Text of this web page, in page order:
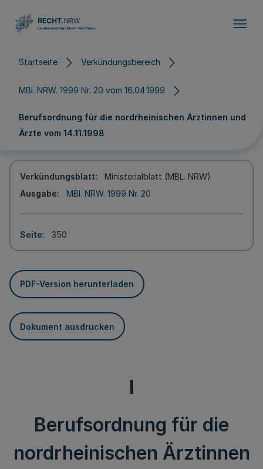
Startseite Verkündungsbereich
MBl. NRW. 1999 Nr. 20 vom 16.04.1999
Berufsordnung für die nordrheinischen Ärztinnen und
Ärzte vom 14.11.1998
Verkündungsblatt
Ministerialblatt (MBL. NRW)
Ausgabe
MBl. NRW. 1999 Nr. 20
Seite 350
PDF-Version herunterladen
Dokument ausdrucken
I
Berufsordnung für die
nordrheinischen Ärztinnen